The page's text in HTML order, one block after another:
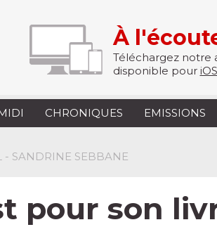
À
Téléchargez notre
disponible pour iOS
CHRONIQUES EMISSIONS
- SANDRINE SEBBANE
pour son